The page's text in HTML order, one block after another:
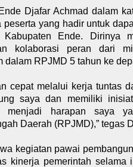
Djafar Achmad dalam
yang hadir untuk
Ende. Dirinya
kolaborasi peran dari
dalam RPJMD 5 tahun ke
cepat melalui kerja tuntas
saya dan memiliki
menjadi harapan saya
Daerah (RPJMD),” tegas
kegiatan pawai
kinerja pemerintah